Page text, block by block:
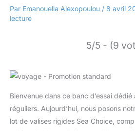
Par Emanouella Alexopoulou / 8 avril
lecture
5/5 - (9
Bienvenue dans ce banc d’essai
réguliers. Aujourd’hui, nous posons
lot de valises rigides Sea Choice,